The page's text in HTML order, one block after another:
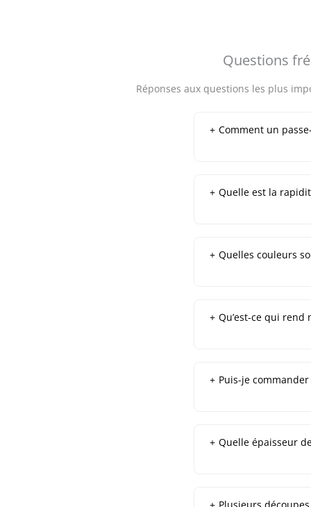
Questions
Réponses aux questions les plus
+ Comment un
+ Quelle est la
+ Quelles couleurs
+ Qu’est-ce qui
+ Puis-je
+ Quelle épaisseur